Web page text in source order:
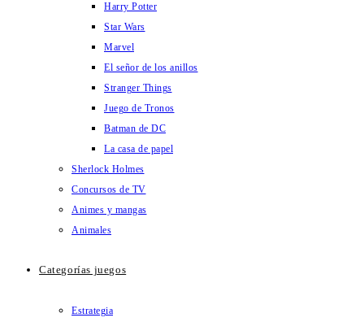
Harry Potter
Star Wars
Marvel
El señor de los anillos
Stranger Things
Juego de Tronos
Batman de DC
La casa de papel
Sherlock Holmes
Concursos de TV
Animes y mangas
Animales
Categorías juegos
Estrategia